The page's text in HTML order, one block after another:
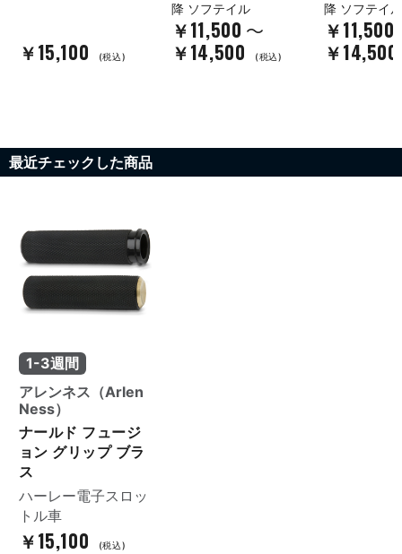
￥15,100 (税込)
降 ソフテイル
￥11,500 ～
￥14,500 (税込)
降 ソフテイ
￥11,500
￥14,500
最近チェックした商品
1-3週間
アレンネス（Arlen
Ness）
ナールド フュージ
ョン グリップ ブラ
ス
ハーレー電子スロッ
トル車
￥15,100 (税込)